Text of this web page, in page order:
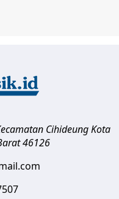
CihideungKota
46126